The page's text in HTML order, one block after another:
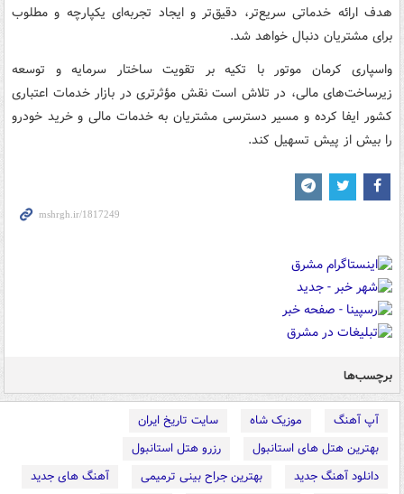
هدف ارائه خدماتی سریع‌تر، دقیق‌تر و ایجاد تجربه‌ای یکپارچه و مطلوب
برای مشتریان دنبال خواهد شد.
واسپاری کرمان موتور با تکیه بر تقویت ساختار سرمایه و توسعه
زیرساخت‌های مالی، در تلاش است نقش مؤثرتری در بازار خدمات اعتباری
کشور ایفا کرده و مسیر دسترسی مشتریان به خدمات مالی و خرید خودرو
را بیش از پیش تسهیل کند.
برچسب‌ها
آپ آهنگ موزیک شاه
سایت تاریخ ایران
بهترین هتل های استانبول
رزرو هتل استانبول
دانلود آهنگ جدید
بهترین جراح بینی ترمیمی
آهنگ های جدید